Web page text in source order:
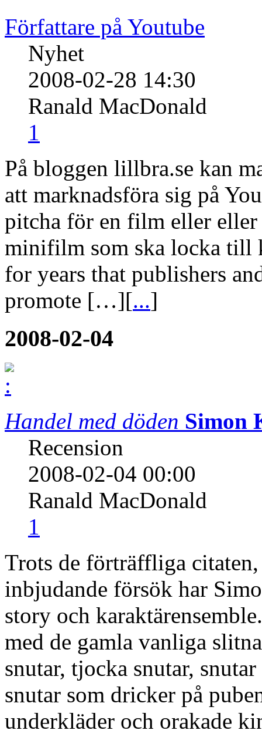
Författare på Youtube
Nyhet
2008-02-28 14:30
Ranald MacDonald
1
På bloggen lillbra.se kan
att marknadsföra sig på
pitcha för en film eller
minifilm som ska locka till
for years that publishers
promote […][...]
2008-02-04
Handel med döden Simon
Recension
2008-02-04 00:00
Ranald MacDonald
1
Trots de förträffliga
inbjudande försök har
story och
med de gamla vanliga
snutar, tjocka snutar,
snutar som dricker på
underkläder och orakade